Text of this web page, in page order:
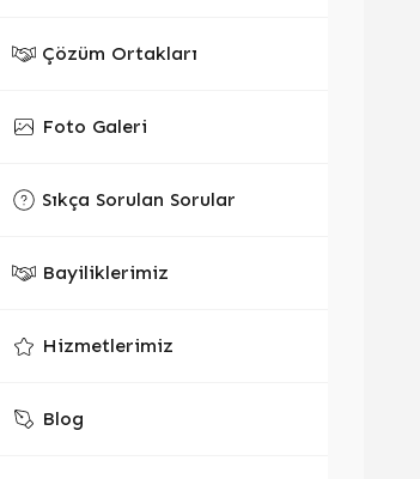
Çözüm Ortakları
Foto Galeri
Sıkça Sorulan Sorular
Bayiliklerimiz
Hizmetlerimiz
Blog